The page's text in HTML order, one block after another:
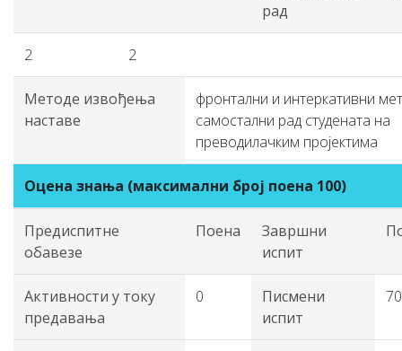
рад
2 2
Методе извођења
наставе
фронтални и интеркативни
самостални рад студената на
преводилачким пројектима
Оцена знања (максимални број поена 100)
Предиспитне
обавезе
Поена
Завршни
испит
Активности у току
предавања
0
Писмени
испит
70